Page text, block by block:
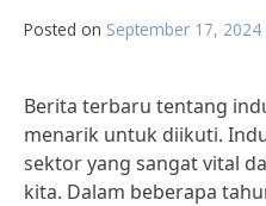
Posted on September 17, 2024
Berita terbaru tentang
menarik untuk diikuti.
sektor yang sangat vital
kita. Dalam beberapa